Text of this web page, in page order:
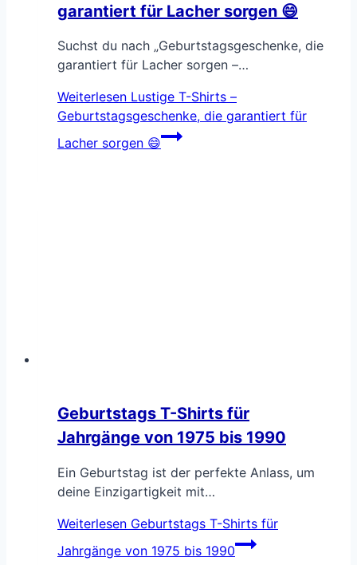
garantiert für Lacher sorgen 😄
Suchst du nach „Geburtstagsgeschenke, die
garantiert für Lacher sorgen –…
Weiterlesen Lustige T-Shirts –
Geburtstagsgeschenke, die garantiert für
Lacher sorgen 😄
Geburtstags T-Shirts für
Jahrgänge von 1975 bis 1990
Ein Geburtstag ist der perfekte Anlass, um
deine Einzigartigkeit mit…
Weiterlesen Geburtstags T-Shirts für
Jahrgänge von 1975 bis 1990